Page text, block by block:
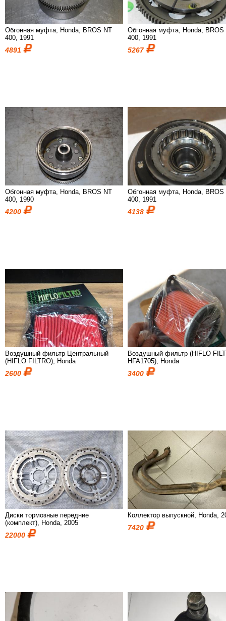
Обгонная муфта, Honda, BROS NT
400, 1991
4891
Обгонная муфта, Honda, BROS
400, 1991
5267
Обгонная муфта, Honda, BROS NT
400, 1990
4200
Обгонная муфта, Honda, BROS
400, 1991
4138
Воздушный фильтр Центральный
(HIFLO FILTRO), Honda
2600
Воздушный фильтр (HIFLO
HFA1705), Honda
3400
Диски тормозные передние
(комплект), Honda, 2005
22000
Коллектор выпускной, Honda,
7420